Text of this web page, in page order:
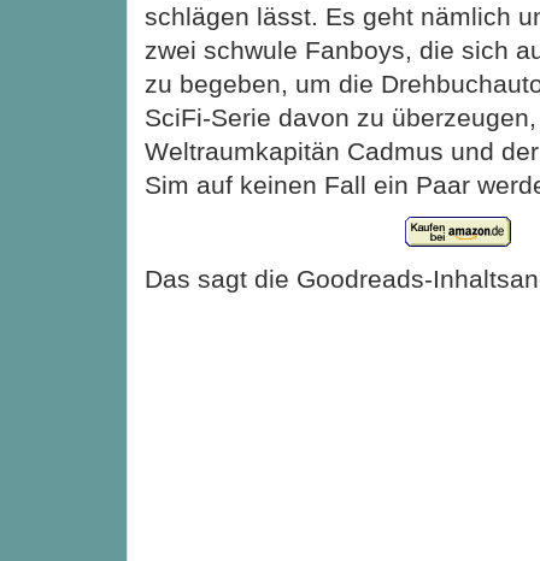
schlägen lässt. Es geht nämlich
zwei schwule Fanboys, die sich
zu begeben, um die
SciFi-Serie davon zu
Weltraumkapitän Cadmus und
Sim auf keinen Fall ein Paar
Das sagt die Goodreads-